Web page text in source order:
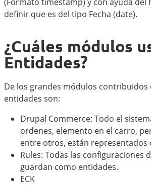
definir que es del tipo Fecha (date).
¿Cuáles módulos
Entidades?
De los grandes módulos contribuidos
entidades son:
Drupal Commerce: Todo el
ordenes, elemento en el carro,
entre otros, están representados
Rules: Todas las configuraciones
guardan como entidades.
ECK